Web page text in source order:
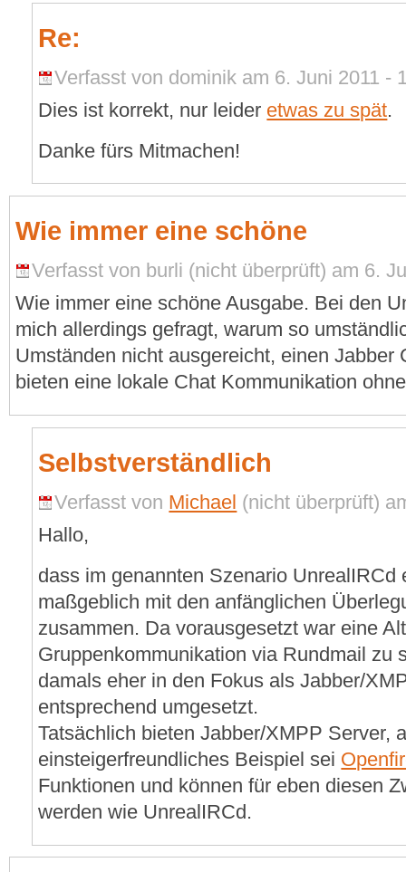
Re:
Verfasst von dominik am 6. Juni 2011 -
Dies ist korrekt, nur leider etwas zu spät.
Danke fürs Mitmachen!
Wie immer eine schöne
Verfasst von burli (nicht überprüft) am 6.
Wie immer eine schöne Ausgabe. Bei den
mich allerdings gefragt, warum so
Umständen nicht ausgereicht, einen Jabber
bieten eine lokale Chat Kommunikation
Selbstverständlich
Verfasst von Michael (nicht überprüft)
Hallo,
dass im genannten Szenario UnrealIRCd
maßgeblich mit den anfänglichen
zusammen. Da vorausgesetzt war eine
Gruppenkommunikation via Rundmail zu
damals eher in den Fokus als Jabber/
entsprechend umgesetzt.
Tatsächlich bieten Jabber/XMPP Server,
einsteigerfreundliches Beispiel sei
Funktionen und können für eben diesen
werden wie UnrealIRCd.